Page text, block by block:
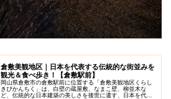
倉敷美観地区｜日本を代表する伝統的な街並みを
観光＆食べ歩き！【倉敷駅前】
岡山県倉敷市の倉敷駅前に位置する「倉敷美観地区くらし
きびかんちく」は、白壁の蔵屋敷、なまこ壁、柳並木な
ど、伝統的な日本建築の美しさを後世に遺す、日本を代表